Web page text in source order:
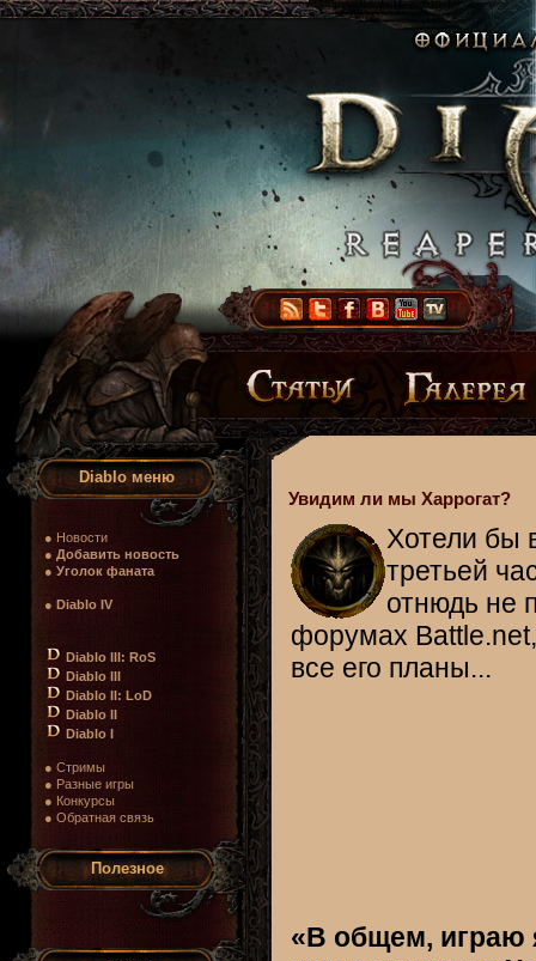
Diablo меню
● Новости
● Добавить новость
● Уголок фаната
● Diablo IV
Diablo III: RoS
Diablo III
Diablo II: LoD
Diablo II
Diablo I
● Стримы
● Разные игры
● Конкурсы
● Обратная связь
Полезное
Увидим ли мы Харрогат?
Хотели бы
третьей
отнюдь не
форумах
все его планы...
«В общем, играю